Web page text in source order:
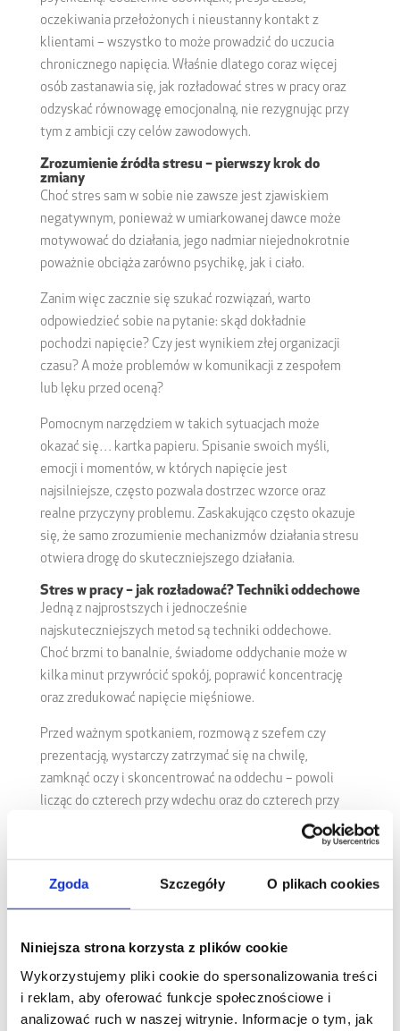
Zgoda Szczegóły O plikach cookies
Niniejsza strona korzysta z plików cookie
Wykorzystujemy pliki cookie do spersonalizowania treści
i reklam, aby oferować funkcje społecznościowe i
analizować ruch w naszej witrynie. Informacje o tym, jak
oczekiwania przełożonych i nieustanny kontakt z
klientami – wszystko to może prowadzić do uczucia
chronicznego napięcia. Właśnie dlatego coraz więcej
osób zastanawia się, jak rozładować stres w pracy oraz
odzyskać równowagę emocjonalną, nie rezygnując przy
tym z ambicji czy celów zawodowych.
Zrozumienie źródła stresu – pierwszy krok do
zmiany
Choć stres sam w sobie nie zawsze jest zjawiskiem
negatywnym, ponieważ w umiarkowanej dawce może
motywować do działania, jego nadmiar niejednokrotnie
poważnie obciąża zarówno psychikę, jak i ciało.
Zanim więc zacznie się szukać rozwiązań, warto
odpowiedzieć sobie na pytanie: skąd dokładnie
pochodzi napięcie? Czy jest wynikiem złej organizacji
czasu? A może problemów w komunikacji z zespołem
lub lęku przed oceną?
Pomocnym narzędziem w takich sytuacjach może
okazać się… kartka papieru. Spisanie swoich myśli,
emocji i momentów, w których napięcie jest
najsilniejsze, często pozwala dostrzec wzorce oraz
realne przyczyny problemu. Zaskakująco często okazuje
się, że samo zrozumienie mechanizmów działania stresu
otwiera drogę do skuteczniejszego działania.
Stres w pracy – jak rozładować? Techniki oddechowe
Jedną z najprostszych i jednocześnie
najskuteczniejszych metod są techniki oddechowe.
Choć brzmi to banalnie, świadome oddychanie może w
kilka minut przywrócić spokój, poprawić koncentrację
oraz zredukować napięcie mięśniowe.
Przed ważnym spotkaniem, rozmową z szefem czy
prezentacją, wystarczy zatrzymać się na chwilę,
zamknąć oczy i skoncentrować na oddechu – powoli
licząc do czterech przy wdechu oraz do czterech przy
Co ważne, tego rodzaju ćwiczenia można wykonywać
praktycznie wszędzie, również przy biurku, bez
tylko dla samego pracownika, ale też dla całego
otoczenia.
Jak rozładować stres w miejscu pracy? Higiena pracy
i otoczenia